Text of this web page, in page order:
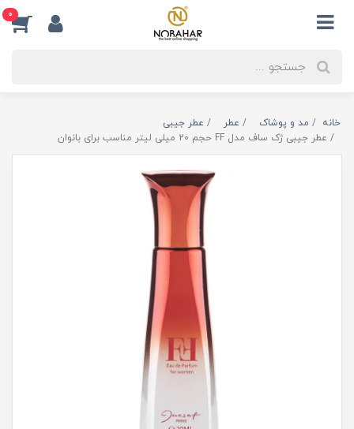
0
خانه مد و پوشاک عطر
عطر جیبی
عطر جیبی ژک ساف مدل FF حجم 20 میلی لیتر مناسب برای بانوان